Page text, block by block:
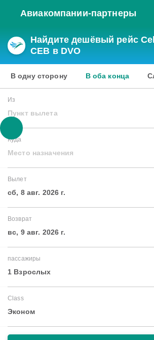
Авиакомпании-партнеры
Найдите дешёвый рейс
CEB в DVO
В одну сторону В оба конца
Из
Пункт вылета
Куда
Место назначения
Вылет
сб, 8 авг. 2026 г.
Возврат
вс, 9 авг. 2026 г.
пассажиры
1 Взрослых
Class
Эконом